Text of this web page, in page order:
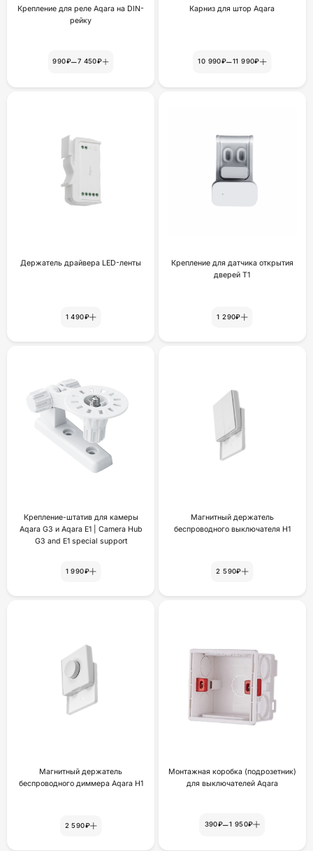
Крепление для реле Aqara на DIN-
рейку
990₽–7 450₽
Карниз для штор Aqara
10 990₽–11 990₽
Держатель драйвера LED-ленты
1 490₽
Крепление для датчика открытия
дверей Т1
1 290₽
Крепление-штатив для камеры
Aqara G3 и Aqara E1 | Camera Hub
G3 and E1 special support
1 990₽
Магнитный держатель
беспроводного выключателя H1
2 590₽
Магнитный держатель
беспроводного диммера Aqara H1
2 590₽
Монтажная коробка (подрозетник)
для выключателей Aqara
390₽–1 950₽